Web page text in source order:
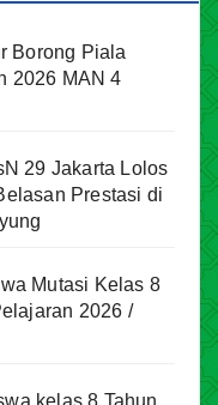
Borong Piala
2026 MAN 4
29 Jakarta Lolos
Prestasi di
Mutasi Kelas 8
2026 /
kelas 8 Tahun